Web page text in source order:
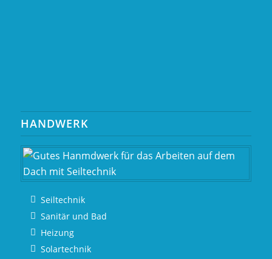
HANDWERK
Seiltechnik
Sanitär und Bad
Heizung
Solartechnik